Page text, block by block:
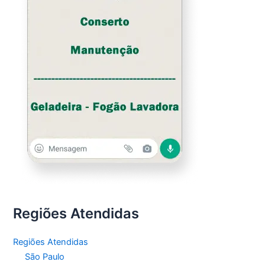
Regiões Atendidas
Regiões Atendidas
São Paulo